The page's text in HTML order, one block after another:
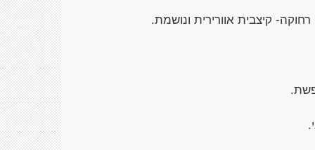
קיצבית אוורירית ונושמת.